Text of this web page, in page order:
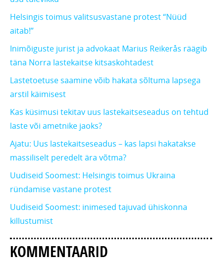
Helsingis toimus valitsusvastane protest “Nüüd
aitab!”
Inimõiguste jurist ja advokaat Marius Reikerås räägib
täna Norra lastekaitse kitsaskohtadest
Lastetoetuse saamine võib hakata sõltuma lapsega
arstil käimisest
Kas küsimusi tekitav uus lastekaitseseadus on tehtud
laste või ametnike jaoks?
Ajatu: Uus lastekaitseseadus – kas lapsi hakatakse
massiliselt peredelt ära võtma?
Uudiseid Soomest: Helsingis toimus Ukraina
ründamise vastane protest
Uudiseid Soomest: inimesed tajuvad ühiskonna
killustumist
KOMMENTAARID